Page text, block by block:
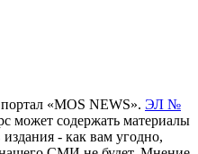
«MOS NEWS». ЭЛ №
может содержать материалы
- как вам угодно,